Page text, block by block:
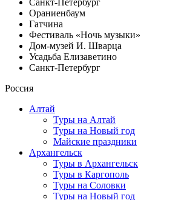
Ораниенбаум
Гатчина
Фестиваль «Ночь музыки»
Дом-музей И. Шварца
Усадьба Елизаветино
Санкт-Петербург
Россия
Алтай
Туры на Алтай
Туры на Новый год
Майские праздники
Архангельск
Туры в Архангельск
Туры в Каргополь
Туры на Соловки
Туры на Новый год